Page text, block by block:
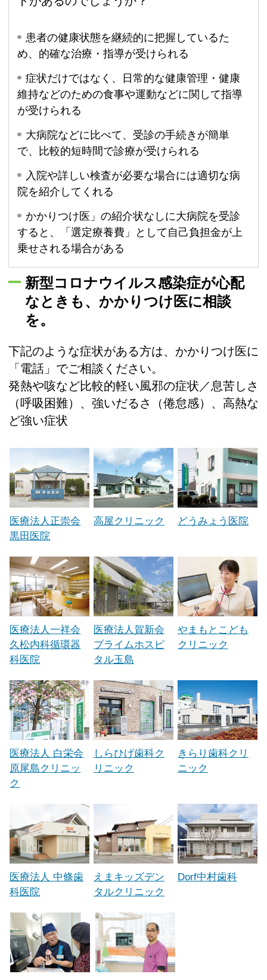
患者の健康状態を継続的に把握しているた
め、的確な治療・指導が受けられる
症状だけではなく、日常的な健康管理・健康
維持などのための食事や運動などに関して指導
が受けられる
大病院などに比べて、受診の手続きが簡単
で、比較的短時間で診療が受けられる
入院や詳しい検査が必要な場合には適切な病
院を紹介してくれる
かかりつけ医」の紹介状なしに大病院を受診
すると、「選定療養費」として自己負担金が上
乗せされる場合がある
新型コロナウイルス感染症が心配
なときも、かかりつけ医に相談
を。
下記のような症状がある方は、かかりつけ医に
「電話」でご相談ください。
発熱や咳など比較的軽い風邪の症状／息苦しさ
（呼吸困難）、強いだるさ（倦怠感）、高熱な
ど強い症状
医療法人正崇会
黒田医院
高屋クリニック どうみょう医院
医療法人一祥会
久松内科循環器
科医院
医療法人賀新会
プライムホスピ
タル玉島
やまもとこども
クリニック
医療法人 白栄会
原尾島クリニッ
ク
しらひげ歯科ク
リニック
きらり歯科クリ
ニック
医療法人 中條歯
科医院
えまキッズデン
タルクリニック
Dorf中村歯科